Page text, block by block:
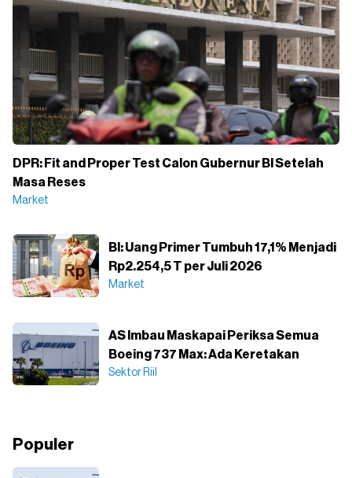
DPR: Fit and Proper Test Calon Gubernur BI Setelah
Masa Reses
Market
BI: Uang Primer Tumbuh 17,1% Menjadi
Rp2.254,5 T per Juli 2026
Market
AS Imbau Maskapai Periksa Semua
Boeing 737 Max: Ada Keretakan
Sektor Riil
Populer